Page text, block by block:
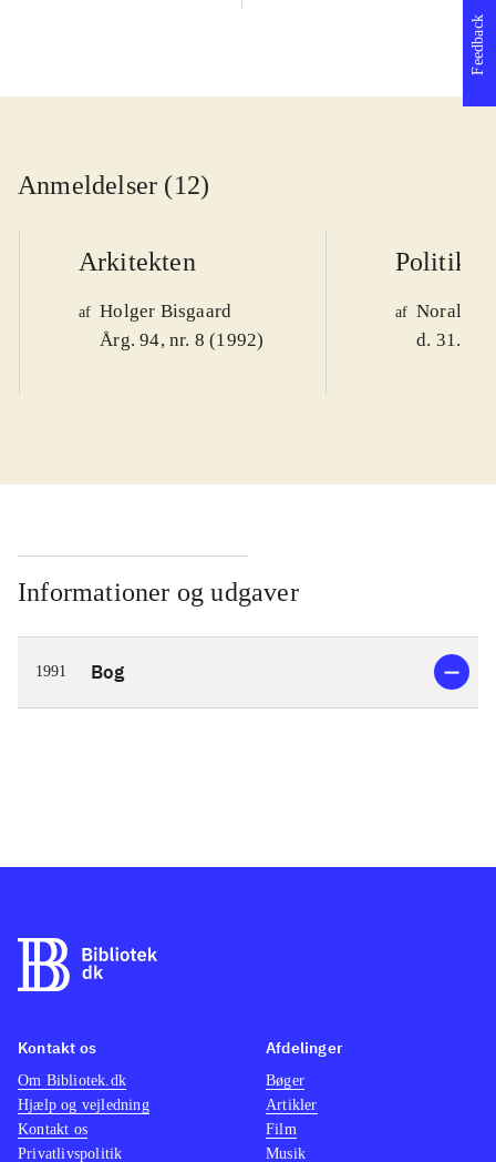
Anmeldelser (12)
Arkitekten
af Holger Bisgaard
Årg. 94, nr. 8 (1992)
Politiken
af Noralv
d. 31.
Informationer og udgaver
1991 Bog
Feedback
Kontakt os
Om Bibliotek.dk
Hjælp og vejledning
Kontakt os
Privatlivspolitik
Afdelinger
Bøger
Artikler
Film
Musik